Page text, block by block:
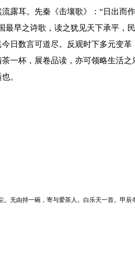
露耳。先秦《击壤歌》：“日出而
最早之诗歌，读之犹见天下承平，
日数言可道尽。反观时下多元变
一杯，展卷品读，亦可领略生活
。
。无由持一碗，寄与爱茶人。白乐天一首。甲辰